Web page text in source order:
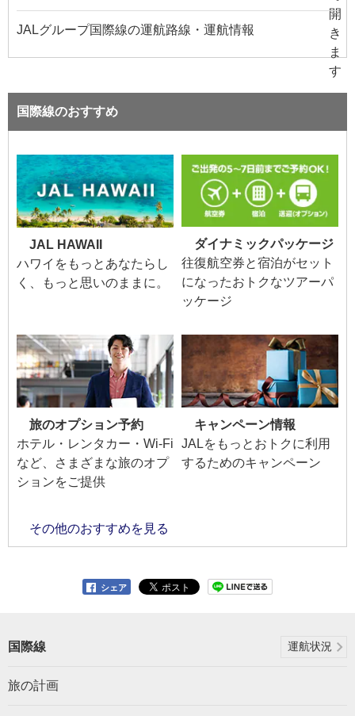
JALグループ国際線の運航路線・運航情報
国際線のおすすめ
JAL HAWAII
ハワイをもっとあなたらし
く、もっと思いのままに。
ダイナミックパッケージ
往復航空券と宿泊がセット
になったおトクなツアーパ
ッケージ
旅のオプション予約
ホテル・レンタカー・Wi-Fi
など、さまざまな旅のオプ
ションをご提供
キャンペーン情報
JALをもっとおトクに利用
するためのキャンペーン
その他のおすすめを見る
シェア
国際線 運航状況
旅の計画